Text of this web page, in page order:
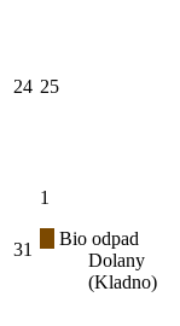
24 25
31
1
Bio odpad
Dolany
(Kladno)